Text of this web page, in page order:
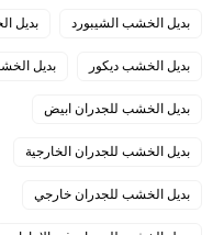
بديل الخشب الشيبورد بديل
بديل الخشب ديكور بديل
بديل الخشب للجدران ابيض
بديل الخشب للجدران الخارجية
بديل الخشب للجدران خارجي